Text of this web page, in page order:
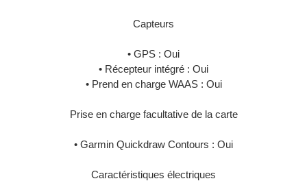
Capteurs
• GPS : Oui
• Récepteur intégré : Oui
• Prend en charge WAAS : Oui
Prise en charge facultative de la carte
• Garmin Quickdraw Contours : Oui
Caractéristiques électriques